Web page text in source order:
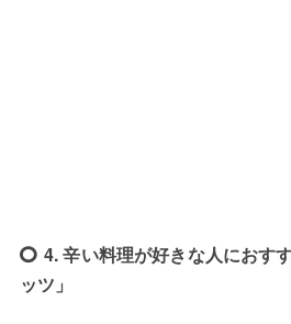
4. 辛い料理が好きな人におす
ッツ」